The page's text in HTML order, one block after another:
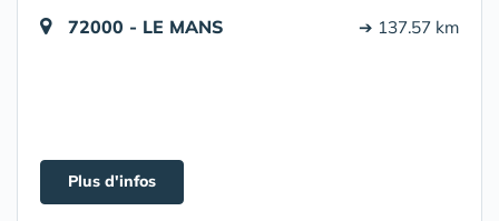
72000 - LE MANS ➔ 137.57 km
Plus d'infos